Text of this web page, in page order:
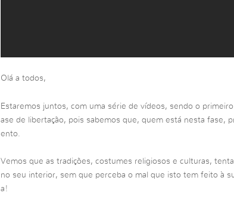
Olá a todos,
Estaremos juntos, com uma série de vídeos, sendo o
ase de libertação, pois sabemos que, quem está nesta fase,
ento.
Vemos que as tradições, costumes religiosos e culturas,
no seu interior, sem que perceba o mal que isto tem feito à
a!